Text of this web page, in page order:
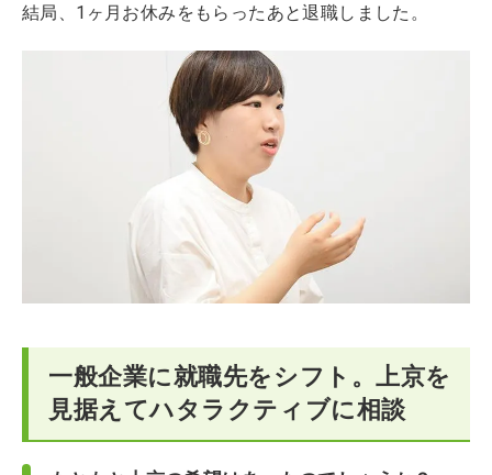
結局、1ヶ月お休みをもらったあと退職しました。
一般企業に就職先をシフト。上京を
見据えてハタラクティブに相談